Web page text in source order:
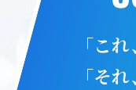
「こ
「そ